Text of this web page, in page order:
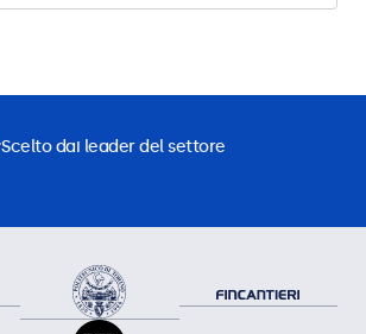
Scelto dai leader del settore